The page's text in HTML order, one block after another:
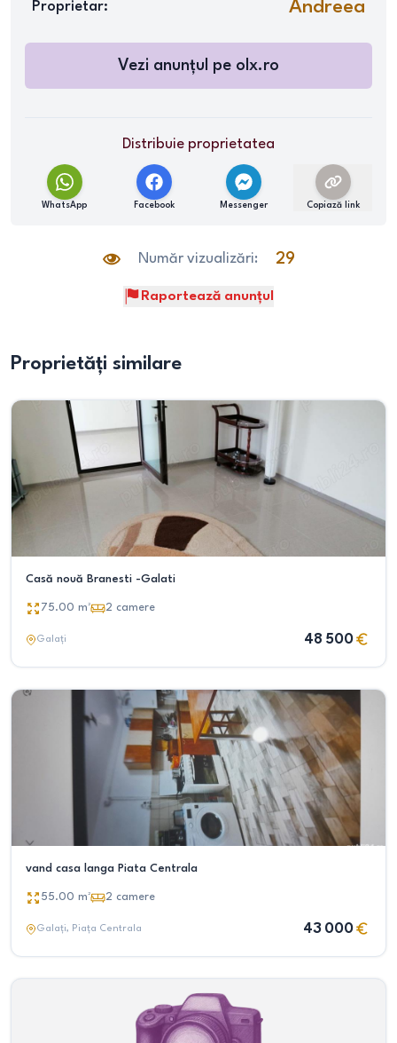
Proprietar: Andreea
Vezi anunțul pe olx.ro
Distribuie proprietatea
WhatsApp Facebook Messenger Copiază link
Număr vizualizări: 29
Raportează anunțul
Proprietăți similare
Casă nouă Branesti -Galati
75.00 m² 2 camere
Galați 48 500
vand casa langa Piata Centrala
55.00 m² 2 camere
Galați, Piața Centrala 43 000